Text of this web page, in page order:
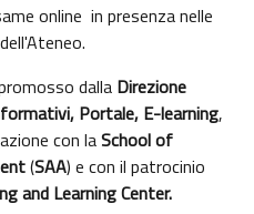
online in presenza nelle
dalla Direzione
Portale, E-learning,
con laSchool of
(SAA) e con il patrocinio
and Learning Center.